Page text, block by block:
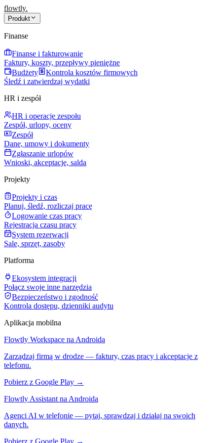
flowtly.
Produkt
Finanse
Finanse i fakturowanie
Faktury, koszty, przepływy pieniężne
Budżety
Kontrola kosztów firmowych
Śledź i zatwierdzaj wydatki
HR i zespół
HR i operacje zespołu
Zespół, urlopy, oceny
Zespół
Dane, umowy i dokumenty
Zgłaszanie urlopów
Wnioski, akceptacje, salda
Projekty
Projekty i czas
Planuj, śledź, rozliczaj pracę
Logowanie czas pracy
Rejestracja czasu pracy
System rezerwacji
Sale, sprzęt, zasoby
Platforma
Ekosystem integracji
Połącz swoje inne narzędzia
Bezpieczeństwo i zgodność
Kontrola dostępu, dzienniki audytu
Aplikacja mobilna
Flowtly Workspace na Androida
Zarządzaj firmą w drodze — faktury, czas pracy i akceptacje z
telefonu.
Pobierz z Google Play →
Flowtly Assistant na Androida
Agenci AI w telefonie — pytaj, sprawdzaj i działaj na swoich
danych.